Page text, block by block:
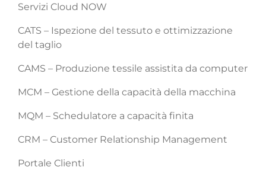
Servizi Cloud NOW
CATS – Ispezione del tessuto e ottimizzazione
del taglio
CAMS – Produzione tessile assistita da computer
MCM – Gestione della capacità della macchina
MQM – Schedulatore a capacità finita
CRM – Customer Relationship Management
Portale Clienti